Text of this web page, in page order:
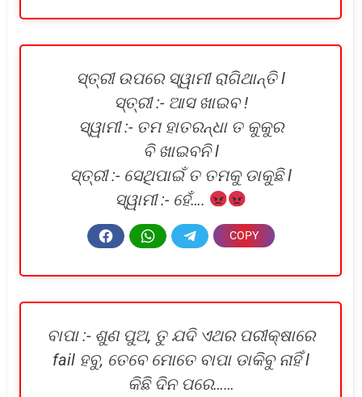
ସ୍ତ୍ରୀ ଉପରେ ସ୍ୱାମୀ ରାଗିଥାନ୍ତି l
ସ୍ତ୍ରୀ :- ଆସ ଖାଇବ !
ସ୍ୱାମୀ :- ତମ ହାତରନ୍ଧା ତ କୁକୁର
ବି ଖାଇବନି l
ସ୍ତ୍ରୀ :- ସେଥିପାଇଁ ତ ତମକୁ ଡାକୁଛି l
ସ୍ୱାମୀ :- ହେଁ….
ବାପା :- ଶୁଣ ପୁଅ, ତୁ ଯଦି ଏଥର ପରୀକ୍ଷାରେ
fail ହବୁ, ତେବେ ମୋତେ ବାପା ଡାକିବୁ ନାହିଁ l
କିଛି ଦିନ ପରେ……